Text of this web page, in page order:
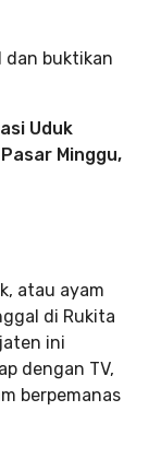
dan buktikan
Uduk
Minggu,
atau ayam
di Rukita
ini
dengan TV,
berpemanas